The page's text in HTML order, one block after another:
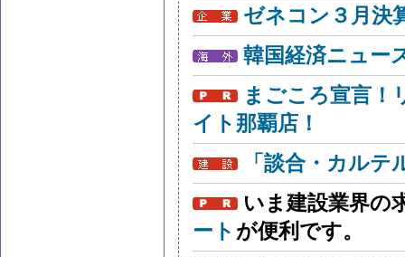
ゼネコン３月決
韓国経済ニュー
まごころ宣言！
イト那覇店！
「談合・カル
いま建設業界の
ート が便利です。